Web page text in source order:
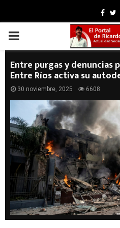
PRIMARY
MENU
Entre purgas y denuncias
Entre Ríos activa su
30 noviembre, 2025 6608